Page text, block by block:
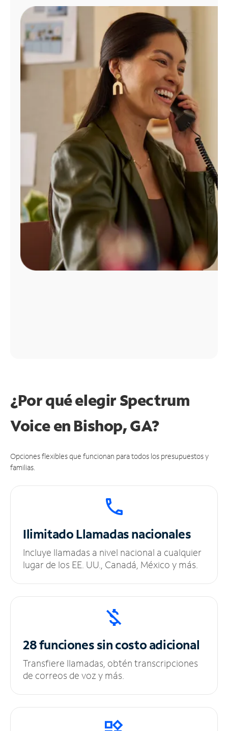
Administrar
cuenta
Encuentra
tienda
¿Por qué elegir Spectrum
Voice en Bishop, GA?
Opciones flexibles que funcionan para todos los presupuestos y
familias.
IlimitadoLlamadas nacionales
Incluye llamadas a nivel nacional a cualquier
lugar de los EE. UU., Canadá, México y más.
28 funciones sincosto adicional
Transfiere llamadas, obtén transcripciones
de correos de voz y más.